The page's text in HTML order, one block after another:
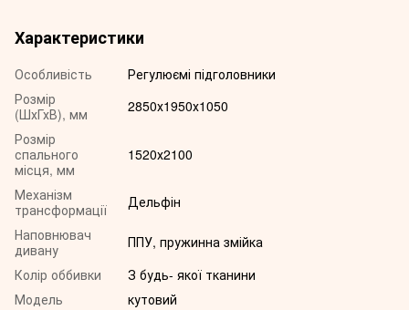
Характеристики
Особливість
Регулюємі підголовники
Розмір
(ШхГхВ), мм
2850х1950х1050
Розмір
спального
місця, мм
1520х2100
Механізм
трансформації
Дельфін
Наповнювач
дивану
ППУ, пружинна змійка
Колір оббивки
З будь- якої тканини
Модель
кутовий